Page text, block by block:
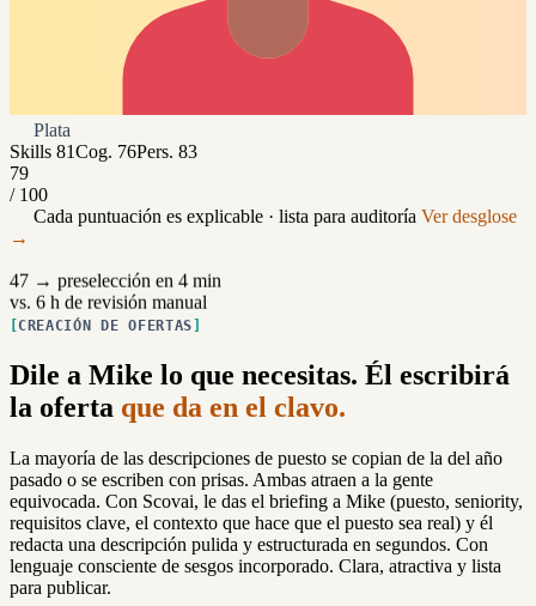
Plata
Skills 81Cog. 76Pers. 83
79
/ 100
Cada puntuación es explicable · lista para auditoría Ver desglose
→
47 → preselección en 4 min
vs. 6 h de revisión manual
CREACIÓN DE OFERTAS
Dile a Mike lo que necesitas. Él escribirá
la oferta que da en el clavo.
La mayoría de las descripciones de puesto se copian de la del año
pasado o se escriben con prisas. Ambas atraen a la gente
equivocada. Con Scovai, le das el briefing a Mike (puesto, seniority,
requisitos clave, el contexto que hace que el puesto sea real) y él
redacta una descripción pulida y estructurada en segundos. Con
lenguaje consciente de sesgos incorporado. Clara, atractiva y lista
para publicar.